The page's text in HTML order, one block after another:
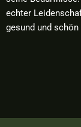
echter
gesund und schön